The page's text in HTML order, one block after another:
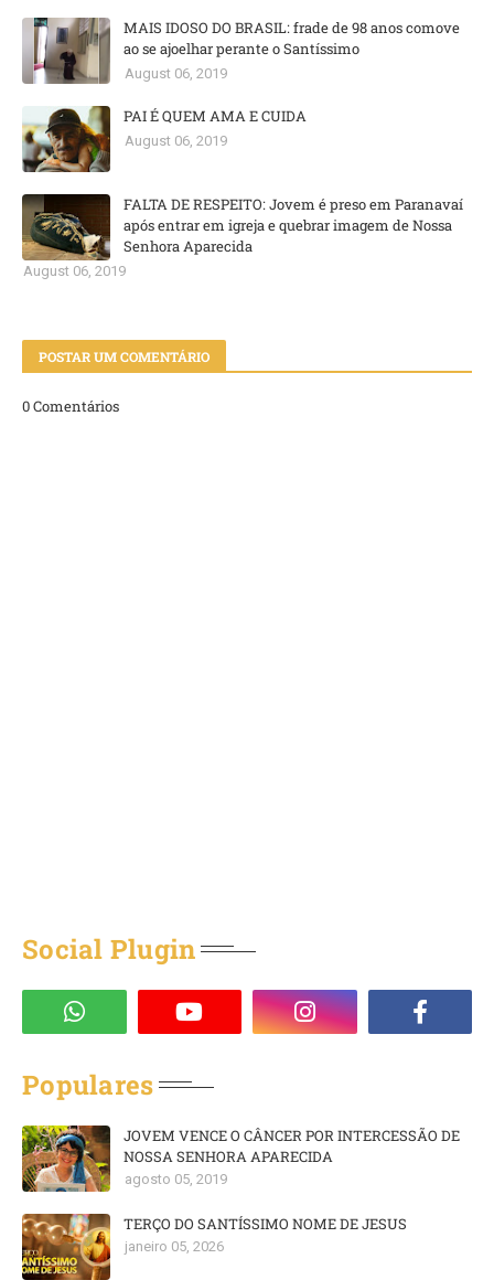
MAIS IDOSO DO BRASIL: frade de 98 anos comove
ao se ajoelhar perante o Santíssimo
August 06, 2019
PAI É QUEM AMA E CUIDA
August 06, 2019
FALTA DE RESPEITO: Jovem é preso em Paranavaí
após entrar em igreja e quebrar imagem de Nossa
Senhora Aparecida
August 06, 2019
POSTAR UM COMENTÁRIO
0 Comentários
Social Plugin
Populares
JOVEM VENCE O CÂNCER POR INTERCESSÃO DE
NOSSA SENHORA APARECIDA
agosto 05, 2019
TERÇO DO SANTÍSSIMO NOME DE JESUS
janeiro 05, 2026